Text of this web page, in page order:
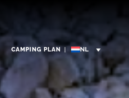
CAMPING PLAN